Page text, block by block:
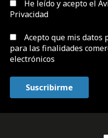
He leído y acepto el
Privacidad
Acepto que mis datos
para las finalidades
electrónicos